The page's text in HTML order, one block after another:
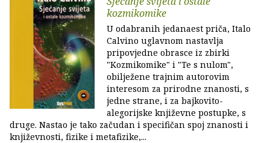
kozmikomike
U odabranih jedanaest priča, Italo
Calvino uglavnom nastavlja
pripovjedne obrasce iz zbirki
"Kozmikomike" i "Te s nulom",
obilježene trajnim autorovim
interesom za prirodne znanosti, s
jedne strane, i za bajkovito-
alegorijske književne postupke, s
druge. Nastao je tako začudan i specifičan spoj znanosti i
književnosti, fizike i metafizike,...